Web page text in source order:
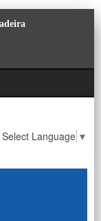
Select Language ▼